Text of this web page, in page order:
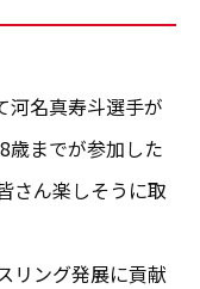
河名真寿斗選手が
歳までが参加した
さん楽しそうに取
リング発展に貢献